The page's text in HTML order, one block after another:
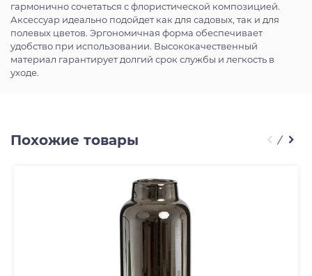
гармонично сочетаться с флористической композицией.
Аксессуар идеально подойдет как для садовых, так и для
полевых цветов. Эргономичная форма обеспечивает
удобство при использовании. Высококачественный
материал гарантирует долгий срок службы и легкость в
уходе.
Похожие товары